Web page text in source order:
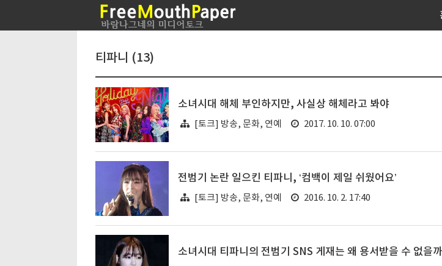
티파니 (13)
소녀시대 해체 부인하지만, 사실상 해체라고 봐야
[토크] 방송, 문화, 연예 2017. 10. 10. 07:00
전범기 논란 일으킨 티파니, ‘컴백이 제일 쉬웠어요’
[토크] 방송, 문화, 연예 2016. 10. 2. 17:40
소녀시대 티파니의 전범기 SNS 게재는 왜 용서받을 수 없을